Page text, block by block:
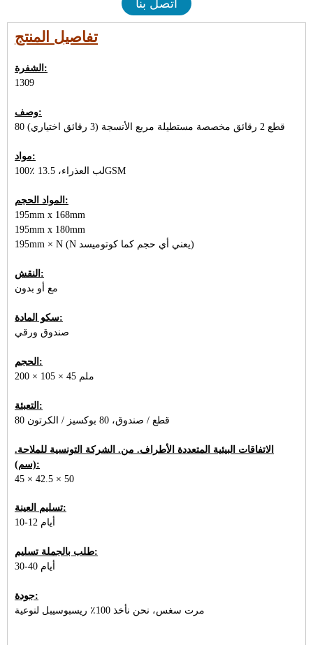
اتصل بنا
تفاصيل المنتج
الشفرة:
1309
وصف:
80 قطع 2 رقائق مخصصة مستطيلة مربع الأنسجة (3 رقائق اختياري)
مواد:
100٪ لب العذراء، 13.5GSM
المواد الحجم:
195mm x 168mm
195mm x 180mm
195mm × N (N يعني أي حجم كما كوتوميسد)
النقش:
سكو المادة:
صندوق ورقي
الحجم:
200 × 105 × 45 ملم
التعبئة:
80 قطع / صندوق، 80 بوكسيز / الكرتون
الاتفاقات البيئية المتعددة الأطراف. من. الشركة التونسية للملاحة.
(سم):
45 × 42.5 × 50
تسليم العينة:
طلب بالجملة تسليم:
30-40 أيام
جودة:
مرت سغس، نحن نأخذ 100٪ ريسبوسيبل لنوعية